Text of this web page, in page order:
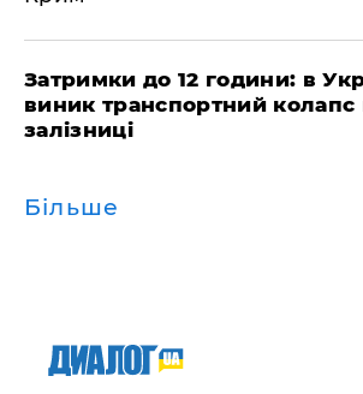
Затримки до 12 години: в
виник транспортний колапс
залізниці
Більше